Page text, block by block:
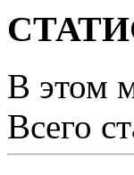
В этом
Всего